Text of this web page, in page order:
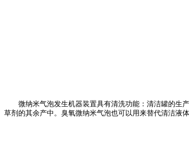
微纳米气泡发生机器装置具有清洗功能：清洁罐的生产
草剂的其余产中。臭氧微纳米气泡也可以用来替代清洁液